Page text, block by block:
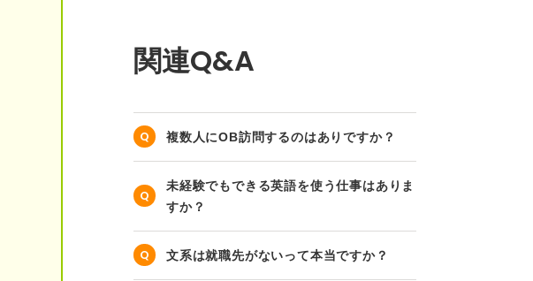
関連Q&A
複数人にOB訪問するのはありですか？
未経験でもできる英語を使う仕事はありま
すか？
文系は就職先がないって本当ですか？